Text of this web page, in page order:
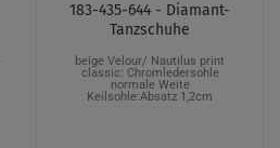
183-435-644 - Diamant-
Tanzschuhe
beige Velour/ Nautilus print
classic: Chromledersohle
normale Weite
Keilsohle:Absatz 1,2cm